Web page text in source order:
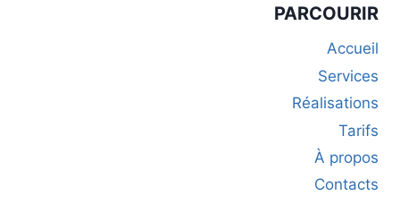
PARCOURIR
Accueil
Services
Réalisations
Tarifs
À propos
Contacts